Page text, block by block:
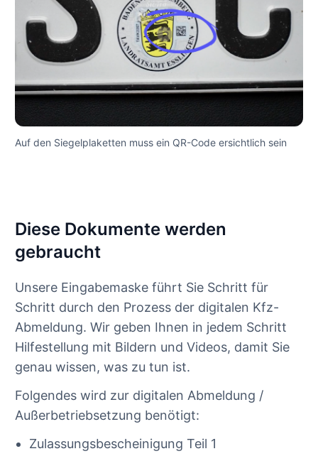
Auf den Siegelplaketten muss ein QR-Code ersichtlich sein
Diese Dokumente werden
gebraucht
Unsere Eingabemaske führt Sie Schritt für
Schritt durch den Prozess der digitalen Kfz-
Abmeldung. Wir geben Ihnen in jedem Schritt
Hilfestellung mit Bildern und Videos, damit Sie
genau wissen, was zu tun ist.
Folgendes wird zur digitalen Abmeldung /
Außerbetriebsetzung benötigt:
Zulassungsbescheinigung Teil 1